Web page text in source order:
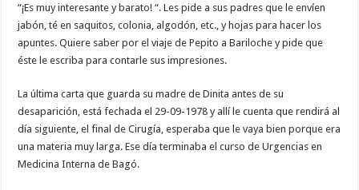
“¡Es muy interesante y barato! “. Les pide a sus padres que le envíen
jabón, té en saquitos, colonia, algodón, etc., y hojas para hacer los
apuntes. Quiere saber por el viaje de Pepito a Bariloche y pide que
éste le escriba para contarle sus impresiones.
La última carta que guarda su madre de Dinita antes de su
desaparición, está fechada el 29-09-1978 y allí le cuenta que rendirá al
día siguiente, el final de Cirugía, esperaba que le vaya bien porque era
una materia muy larga. Ese día terminaba el curso de Urgencias en
Medicina Interna de Bagó.